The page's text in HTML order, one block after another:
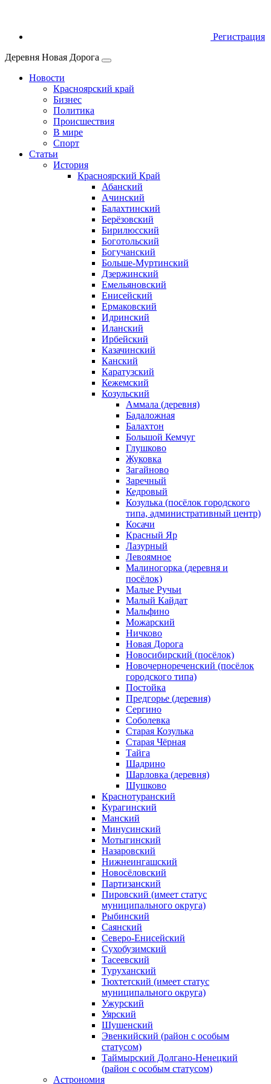
Регистрация
Деревня Новая Дорога
Новости
Красноярский край
Бизнес
Политика
Происшествия
В мире
Спорт
Статьи
История
Красноярский Край
Абанский
Ачинский
Балахтинский
Берёзовский
Бирилюсский
Боготольский
Богучанский
Больше‑Муртинский
Дзержинский
Емельяновский
Енисейский
Ермаковский
Идринский
Иланский
Ирбейский
Казачинский
Канский
Каратузский
Кежемский
Козульский
Аммала (деревня)
Бадаложная
Балахтон
Большой Кемчуг
Глушково
Жуковка
Загайново
Заречный
Кедровый
Козулька (посёлок городского
типа, административный центр)
Косачи
Красный Яр
Лазурный
Левоямное
Малиногорка (деревня и
посёлок)
Малые Ручьи
Малый Кайдат
Мальфино
Можарский
Ничково
Новая Дорога
Новосибирский (посёлок)
Новочернореченский (посёлок
городского типа)
Постойка
Предгорье (деревня)
Сергино
Соболевка
Старая Козулька
Старая Чёрная
Тайга
Шадрино
Шарловка (деревня)
Шушково
Краснотуранский
Курагинский
Манский
Минусинский
Мотыгинский
Назаровский
Нижнеингашский
Новосёловский
Партизанский
Пировский (имеет статус
муниципального округа)
Рыбинский
Саянский
Северо‑Енисейский
Сухобузимский
Тасеевский
Туруханский
Тюхтетский (имеет статус
муниципального округа)
Ужурский
Уярский
Шушенский
Эвенкийский (район с особым
статусом)
Таймырский Долгано‑Ненецкий
(район с особым статусом)
Астрономия